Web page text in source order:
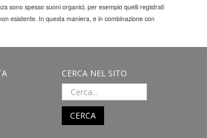
sono spesso suoni organici, per esempio quelli registrati
esistente. In questa maniera, e in combinazione con
CERCA NEL SITO
CERCA